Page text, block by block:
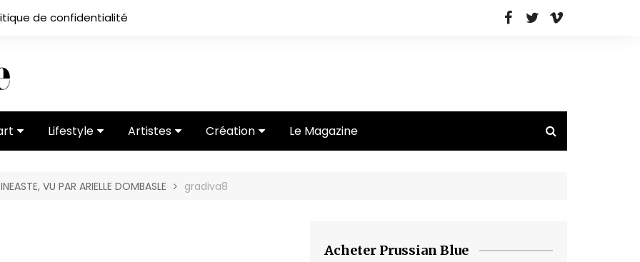
de confidentialité
Lifestyle
Mode
Artistes
Entretiens
Création
Vidéos
Le Magazine
VU PAR ARIELLE DOMBASLE gradiva8
Acheter Prussian Blue